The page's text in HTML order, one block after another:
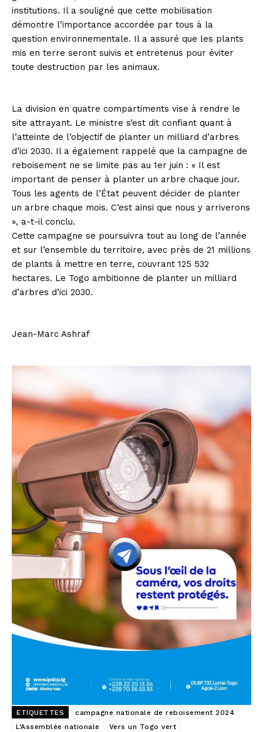
institutions. Il a souligné que cette mobilisation
démontre l’importance accordée par tous à la
question environnementale. Il a assuré que les plants
mis en terre seront suivis et entretenus pour éviter
toute destruction par les animaux.
La division en quatre compartiments vise à rendre le
site attrayant. Le ministre s’est dit confiant quant à
l’atteinte de l’objectif de planter un milliard d’arbres
d’ici 2030. Il a également rappelé que la campagne de
reboisement ne se limite pas au 1er juin : « Il est
important de penser à planter un arbre chaque jour.
Tous les agents de l’État peuvent décider de planter
un arbre chaque mois. C’est ainsi que nous y arriverons
», a-t-il conclu.
Cette campagne se poursuivra tout au long de l’année
et sur l’ensemble du territoire, avec près de 21 millions
de plants à mettre en terre, couvrant 125 532
hectares. Le Togo ambitionne de planter un milliard
d’arbres d’ici 2030.
Jean-Marc Ashraf
ETIQUETTES
campagne nationale de reboisement 2024
L’Assemblée nationale
Vers un Togo vert